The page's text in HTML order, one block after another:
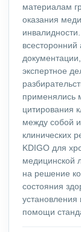
материалам
оказания
экспертное
применялись
цитирования
между собой
клинических
KDIGO для
медицинской
на решение
состояния
установления
помощи